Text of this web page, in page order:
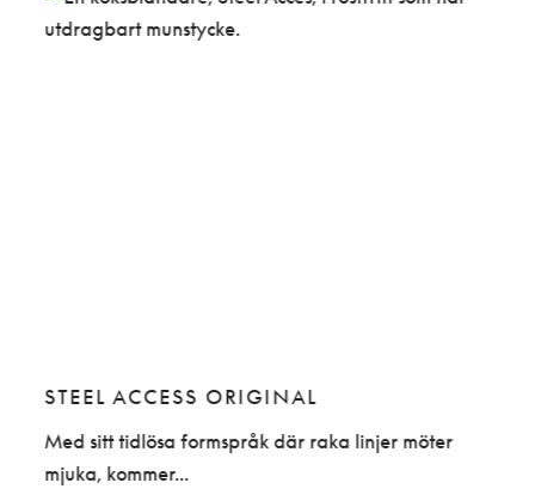
STEEL ACCESS ORIGINAL
Med sitt tidlösa formspråk där raka linjer möter
mjuka, kommer...